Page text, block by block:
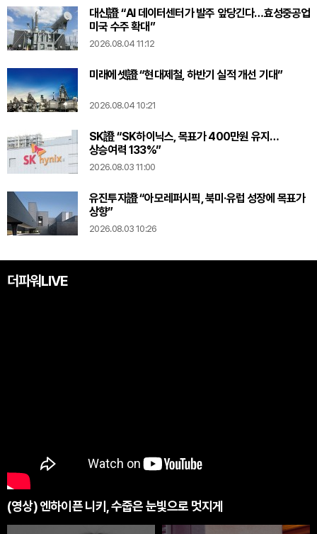
대신證 “AI 데이터센터가 발주 앞당긴다…효성중공업
미국 수주 확대”
2026.08.04 11:12
미래에셋證 “현대제철, 하반기 실적 개선 기대”
2026.08.04 10:21
SK證 “SK하이닉스, 목표가 400만원 유지…
상승여력 133%”
2026.08.03 11:00
유진투자證 “아모레퍼시픽, 북미·유럽 성장에 목표가
상향”
2026.08.03 10:26
더파워LIVE
(영상) 엔하이픈 니키, 수줍은 눈빛으로 멋지게